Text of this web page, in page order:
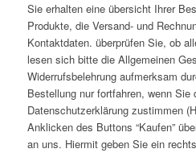
Sie erhalten eine übersicht Ihrer
Produkte, die Versand- und
Kontaktdaten. überprüfen Sie, ob
lesen sich bitte die Allgemeinen
Widerrufsbelehrung aufmerksam
Bestellung nur fortfahren, wenn Sie
Datenschutzerklärung zustimmen
Anklicken des Buttons “Kaufen”
an uns. Hiermit geben Sie ein